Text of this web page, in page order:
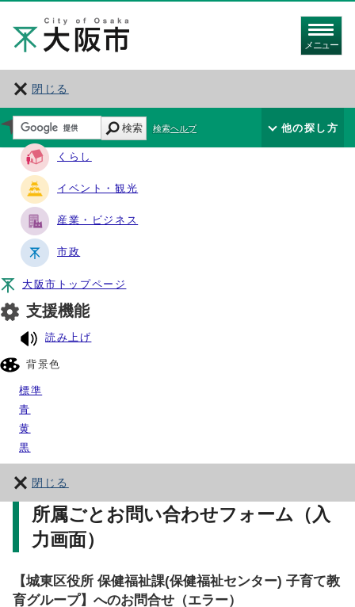
メニュー
閉じる
サイト・ナビ
くらし
イベント・観光
産業・ビジネス
市政
大阪市トップページ
支援機能
読み上げ
背景色
標準
青
黄
黒
閉じる
検索 検索ヘルプ 他の探し方
所属ごとお問い合わせフォーム（入
力画面）
【城東区役所 保健福祉課(保健福祉センター) 子育て教
育グループ】へのお問合せ（エラー）